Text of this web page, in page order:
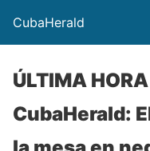
CubaHerald
ÚLTIMA
CubaHerald: